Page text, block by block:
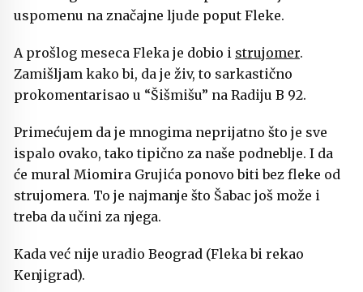
uspomenu na značajne ljude poput Fleke.
A prošlog meseca Fleka je dobio i strujomer.
Zamišljam kako bi, da je živ, to sarkastično
prokomentarisao u “Šišmišu” na Radiju B 92.
Primećujem da je mnogima neprijatno što je sve
ispalo ovako, tako tipično za naše podneblje. I da
će mural Miomira Grujića ponovo biti bez fleke od
strujomera. To je najmanje što Šabac još može i
treba da učini za njega.
Kada već nije uradio Beograd (Fleka bi rekao
Kenjigrad).